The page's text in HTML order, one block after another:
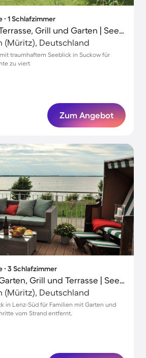
∙ 1 Schlafzimmer
Ferienhaus mit Terrasse, Grill und Garten | Seeblick
(Müritz), Deutschland
traumhaftem Seeblick in Suckow für
zu viert
Zum Angebot
∙ 3 Schlafzimmer
Ferienhaus mit Garten, Grill und Terrasse | Seeblick
(Müritz), Deutschland
in Lenz-Süd für Familien mit Garten und
vom Strand entfernt.